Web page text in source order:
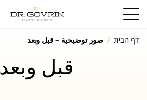
דף הבית صور توضيحية – قبل وبعد
قبل وبعد